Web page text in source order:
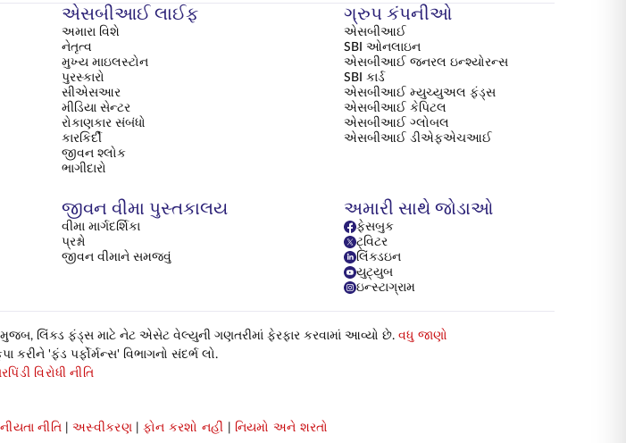
એસબીઆઈ લાઈફ
અમારા વિશે
નેતૃત્વ
મુખ્ય માઇલસ્ટોન
પુરસ્કારો
સીએસઆર
મીડિયા સેન્ટર
રોકાણકાર સંબંધો
કારકિર્દી
જીવન શ્લોક
ભાગીદારો
ગ્રુપ કંપનીઓ
એસબીઆઈ
SBI ઓનલાઇન
એસબીઆઈ જનરલ ઇન્શ્યોરન્સ
SBI કાર્ડ
એસબીઆઈ મ્યુચ્યુઅલ ફંડ્સ
એસબીઆઈ કેપિટલ
એસબીઆઈ ગ્લોબલ
એસબીઆઈ ડીએફએચઆઈ
જીવન વીમા પુસ્તકાલય
વીમા માર્ગદર્શિકા
પ્રશ્નો
જીવન વીમાને સમજવું
અમારી સાથે જોડાઓ
ફેસબુક
ટ્વિટર
લિંક્ડઇન
યુટ્યુબ
ઇન્સ્ટાગ્રામ
મુજબ, લિંક્ડ ફંડ્સ માટે નેટ એસેટ વેલ્યુની ગણતરીમાં ફેરફાર કરવામાં આવ્યો છે. વધુ જાણો
'ફંડ પર્ફોર્મન્સ' વિભાગનો સંદર્ભ લો.
વિરોધી નીતિ
નીતિ |અસ્વીકરણ| ફોન કરશો નહીં નિયમો અને શરતો